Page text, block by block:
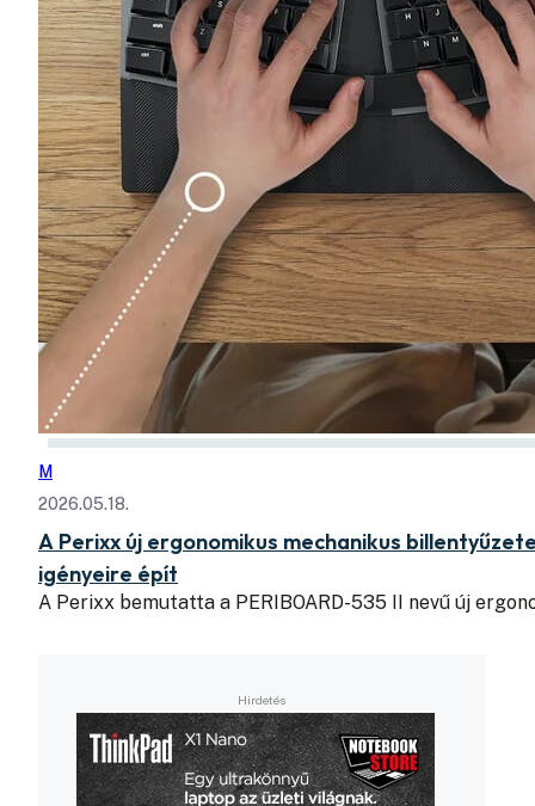
M
2026.05.18.
A Perixx új ergonomikus mechanikus
igényeire épít
A Perixx bemutatta a PERIBOARD-535 II nevű új